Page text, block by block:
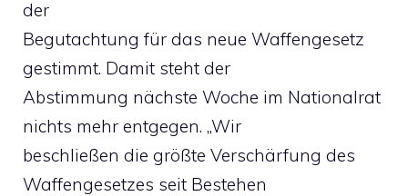
der
Begutachtung für das neue Waffengesetz
gestimmt. Damit steht der
Abstimmung nächste Woche im Nationalrat
nichts mehr entgegen. „Wir
beschließen die größte Verschärfung des
Waffengesetzes seit Bestehen